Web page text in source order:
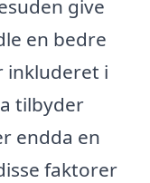
give
en bedre
inkluderet i
tilbyder
endda en
faktorer